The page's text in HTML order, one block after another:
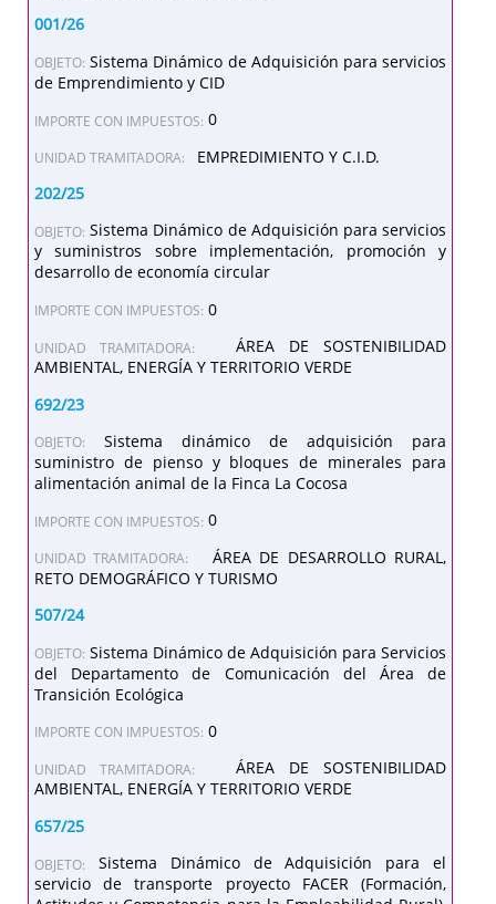
001/26
OBJETO: Sistema Dinámico de Adquisición para servicios
de Emprendimiento y CID
IMPORTE CON IMPUESTOS: 0
UNIDAD TRAMITADORA:
EMPREDIMIENTO Y C.I.D.
202/25
OBJETO: Sistema Dinámico de Adquisición para servicios
y suministros sobre implementación, promoción y
desarrollo de economía circular
IMPORTE CON IMPUESTOS: 0
UNIDAD TRAMITADORA:
ÁREA DE SOSTENIBILIDAD
AMBIENTAL, ENERGÍA Y TERRITORIO VERDE
692/23
OBJETO:
Sistema dinámico de adquisición para
suministro de pienso y bloques de minerales para
alimentación animal de la Finca La Cocosa
IMPORTE CON IMPUESTOS: 0
UNIDAD TRAMITADORA:
ÁREA DE DESARROLLO RURAL,
RETO DEMOGRÁFICO Y TURISMO
507/24
OBJETO: Sistema Dinámico de Adquisición para Servicios
del Departamento de Comunicación del Área de
Transición Ecológica
IMPORTE CON IMPUESTOS: 0
UNIDAD TRAMITADORA:
ÁREA DE SOSTENIBILIDAD
AMBIENTAL, ENERGÍA Y TERRITORIO VERDE
657/25
OBJETO:
Sistema Dinámico de Adquisición para el
servicio de transporte proyecto FACER (Formación,